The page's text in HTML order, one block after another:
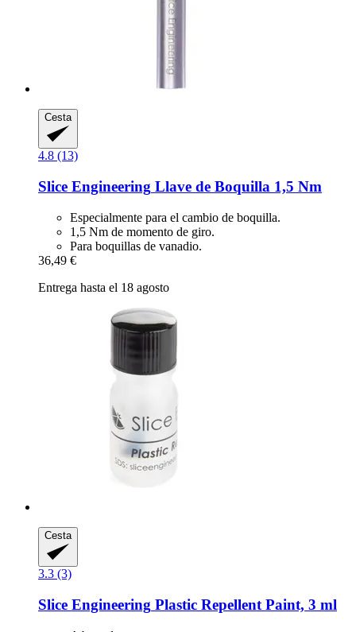
Cesta
4.8 (13)
Slice Engineering Llave de Boquilla 1,5 Nm
Especialmente para el cambio de boquilla.
1,5 Nm de momento de giro.
Para boquillas de vanadio.
36,49 €
Entrega hasta el 18 agosto
Cesta
3.3 (3)
Slice Engineering Plastic Repellent Paint, 3 ml